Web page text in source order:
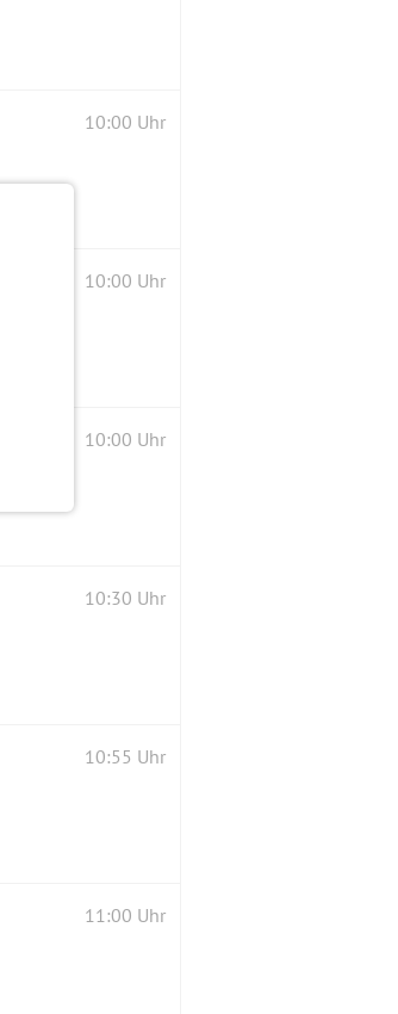
10:00 Uhr
10:00 Uhr
10:00 Uhr
10:30 Uhr
10:55 Uhr
11:00 Uhr